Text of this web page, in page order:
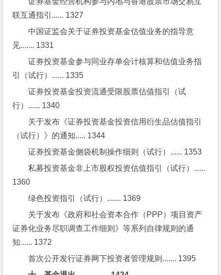
联互通指引...... 1327
中国证监会关于证券投资基金估值业务的指导意
见....... 1331
证券投资基金参与同业存单会计核算和估值业务指
引（试行）...... 1335
证券投资基金投资流通受限股票估值指引（试
行）...... 1340
关于发布《证券投资基金投资信用衍生品估值指引
（试行）》的通知..... 1344
证券投资基金侧袋机制操作细则（试行）...... 1353
私募投资基金非上市股权投资估值指引（试行）......
1360
绿色投资指引（试行）....... 1369
关于发布《政府和社会资本合作（PPP）项目资产
证券化业务尽职调查工作细则》等系列自律规则的通
知...... 1372
首次公开发行证券网下投资者管理规则....... 1395